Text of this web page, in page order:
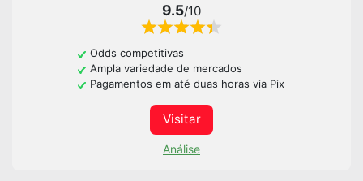
9.5/10
Odds competitivas
Ampla variedade de mercados
Pagamentos em até duas horas via Pix
Visitar
Análise